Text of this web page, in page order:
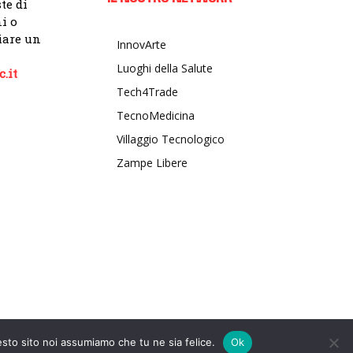
di
o
un
InnovArte
Luoghi della Salute
Tech4Trade
TecnoMedicina
Villaggio Tecnologico
Zampe Libere
sito noi assumiamo che tu ne sia felice. Ok